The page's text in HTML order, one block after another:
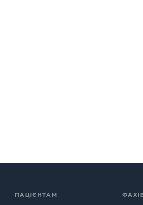
ПАЦІЄНТАМ